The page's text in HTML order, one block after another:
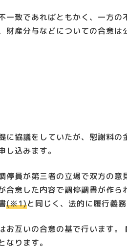
一致であればともかく、一方
財産分与などについての合意は
に協議をしていたが、慰謝料
し込みます。
停員が第三者の立場で双方の意
合意した内容で調停調書が作ら
(※1)と同じく、法的に履行義
お互いの合意の基で行います
なります。